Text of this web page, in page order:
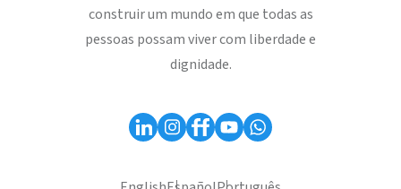
construir um mundo em que todas as
pessoas possam viver com liberdade e
dignidade.